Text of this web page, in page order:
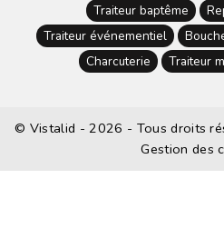
Traiteur baptême
Traiteur événementiel
Charcuterie
Traiteur
© Vistalid - 2026 - Tous droits
Gestion des